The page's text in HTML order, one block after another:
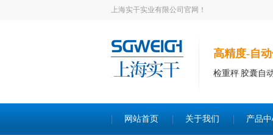
上海实干实业有限公司官网！
高精度-自
检重秤 胶囊自
网站首页 关于我们 产品